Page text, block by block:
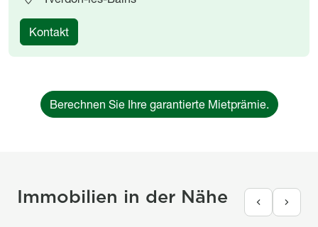
Kontakt
Berechnen Sie Ihre garantierte Mietprämie.
Immobilien in der Nähe